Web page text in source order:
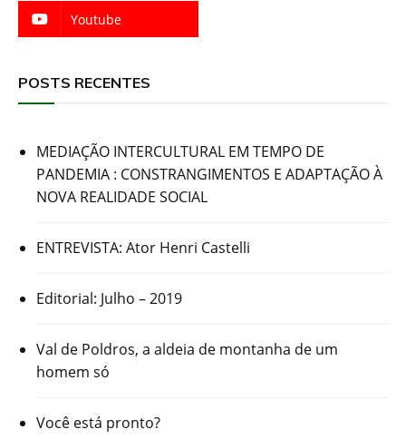
Youtube
POSTS RECENTES
MEDIAÇÃO INTERCULTURAL EM TEMPO DE
PANDEMIA : CONSTRANGIMENTOS E ADAPTAÇÃO À
NOVA REALIDADE SOCIAL
ENTREVISTA: Ator Henri Castelli
Editorial: Julho – 2019
Val de Poldros, a aldeia de montanha de um
homem só
Você está pronto?